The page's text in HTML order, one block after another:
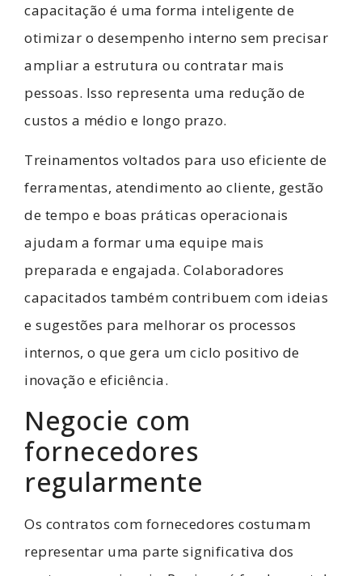
capacitação é uma forma inteligente de
otimizar o desempenho interno sem precisar
ampliar a estrutura ou contratar mais
pessoas. Isso representa uma redução de
custos a médio e longo prazo.
Treinamentos voltados para uso eficiente de
ferramentas, atendimento ao cliente, gestão
de tempo e boas práticas operacionais
ajudam a formar uma equipe mais
preparada e engajada. Colaboradores
capacitados também contribuem com ideias
e sugestões para melhorar os processos
internos, o que gera um ciclo positivo de
inovação e eficiência.
Negocie com
fornecedores
regularmente
Os contratos com fornecedores costumam
representar uma parte significativa dos